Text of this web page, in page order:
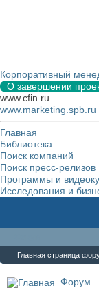
Корпоративный
О завершении
www.cfin.ru
www.marketing.spb.ru
Главная
Библиотека
Поиск компаний
Поиск пресс-релизов
Программы и
Исследования и
Главная страница
Форум